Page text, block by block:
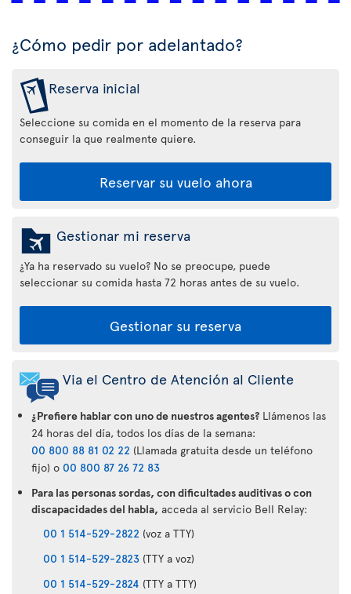
¿Cómo pedir por adelantado?
Reserva inicial
Seleccione su comida en el momento de la reserva para
conseguir la que realmente quiere.
Reservar su vuelo ahora
Gestionar mi reserva
¿Ya ha reservado su vuelo? No se preocupe, puede
seleccionar su comida hasta 72 horas antes de su vuelo.
Gestionar su reserva
Via el Centro de Atención al Cliente
¿Prefiere hablar con uno de nuestros agentes? Llámenos las
24 horas del día, todos los días de la semana:
00 800 88 81 02 22 (Llamada gratuita desde un teléfono
fijo) o 00 800 87 26 72 83
Para las personas sordas, con dificultades auditivas o con
discapacidades del habla, acceda al servicio Bell Relay:
00 1 514-529-2822 (voz a TTY)
00 1 514-529-2823 (TTY a voz)
00 1 514-529-2824 (TTY a TTY)